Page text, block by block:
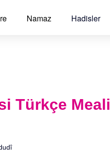
Namaz Hadisler
Türkçe Meali